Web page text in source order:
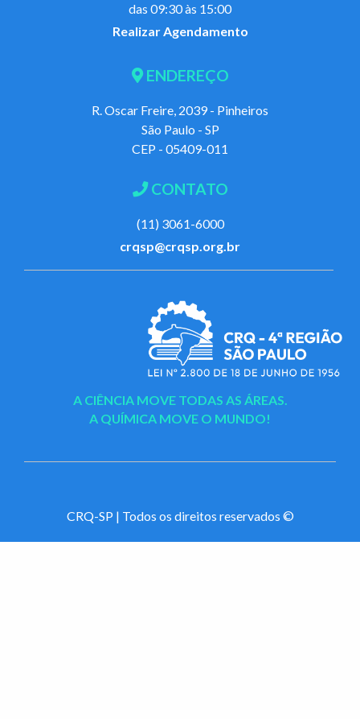
das 09:30 às 15:00
Realizar Agendamento
ENDEREÇO
R. Oscar Freire, 2039 - Pinheiros
São Paulo - SP
CEP - 05409-011
CONTATO
(11) 3061-6000
crqsp@crqsp.org.br
A CIÊNCIA MOVE TODAS AS ÁREAS.
A QUÍMICA MOVE O MUNDO!
CRQ-SP | Todos os direitos reservados ©